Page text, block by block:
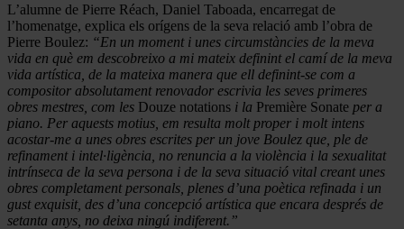
L’alumne de Pierre Réach, Daniel Taboada, encarregat de
l’homenatge, explica els orígens de la seva relació amb l’obra de
Pierre Boulez: “En un moment i unes circumstàncies de la meva
vida en què em descobreixo a mi mateix definint el camí de la meva
vida artística, de la mateixa manera que ell definint-se com a
compositor absolutament renovador escrivia les seves primeres
obres mestres, com les Douze notations i la Première Sonate per a
piano. Per aquests motius, em resulta molt proper i molt intens
acostar-me a unes obres escrites per un jove Boulez que, ple de
refinament i intel·ligència, no renuncia a la violència i la sexualitat
intrínseca de la seva persona i de la seva situació vital creant unes
obres completament personals, plenes d’una poètica refinada i un
gust exquisit, des d’una concepció artística que encara després de
setanta anys, no deixa ningú indiferent.”